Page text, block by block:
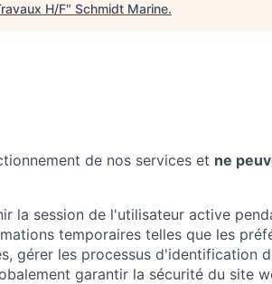
H/F" Schmidt Marine.
de nos services et ne
la session de l'utilisateur active
temporaires telles que les
gérer les processus d'identification
garantir la sécurité du site